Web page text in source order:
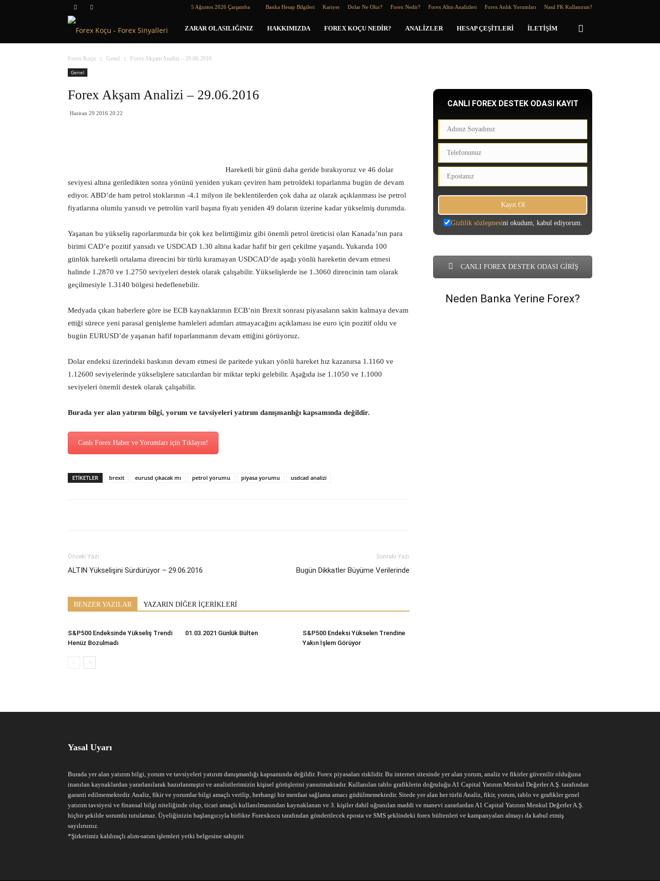
5 Ağustos 2026 Çarşamba Banka Hesap Bilgileri Kariyer Dolar Ne Olur? Forex Nedir? Forex Altın Analizleri Forex Anlık Yorumları Nasıl FK Kullanırım?
Forex
Koçu
ZARAR OLASILIĞINIZ HAKKIMIZDA FOREX KOÇU NEDIR? ANALIZLER HESAP ÇEŞITLERI İLETIŞIM
Forex Koçu Genel
Forex Akşam Analizi – 29.06.2016
Genel
Forex Akşam Analizi – 29.06.2016
Haziran 29 2016 20:22
Hareketli bir günü daha geride bırakıyoruz ve 46 dolar
seviyesi altına geriledikten sonra yönünü yeniden yukarı çeviren ham petroldeki toparlanma bugün de devam
ediyor. ABD’de ham petrol stoklarının -4.1 milyon ile beklentilerden çok daha az olarak açıklanması ise petrol
fiyatlarına olumlu yansıdı ve petrolün varil başına fiyatı yeniden 49 doların üzerine kadar yükselmiş durumda.
Yaşanan bu yükseliş raporlarımızda bir çok kez belirttiğimiz gibi önemli petrol üreticisi olan Kanada’nın para
birimi CAD’e pozitif yansıdı ve USDCAD 1.30 altına kadar hafif bir geri çekilme yaşandı. Yukarıda 100
günlük hareketli ortalama direncini bir türlü kıramayan USDCAD’de aşağı yönlü hareketin devam etmesi
halinde 1.2870 ve 1.2750 seviyeleri destek olarak çalışabilir. Yükselişlerde ise 1.3060 direncinin tam olarak
geçilmesiyle 1.3140 bölgesi hedeflenebilir.
Medyada çıkan haberlere göre ise ECB kaynaklarının ECB’nin Brexit sonrası piyasaların sakin kalmaya devam
ettiği sürece yeni parasal genişleme hamleleri adımları atmayacağını açıklaması ise euro için pozitif oldu ve
bugün EURUSD’de yaşanan hafif toparlanmanın devam ettiğini görüyoruz.
Dolar endeksi üzerindeki baskının devam etmesi ile paritede yukarı yönlü hareket hız kazanırsa 1.1160 ve
1.12600 seviyelerinde yükselişlere satıcılardan bir miktar tepki gelebilir. Aşağıda ise 1.1050 ve 1.1000
seviyeleri önemli destek olarak çalışabilir.
Burada yer alan yatırım bilgi, yorum ve tavsiyeleri yatırım danışmanlığı kapsamında değildir.
Canlı Forex Haber ve Yorumları için Tıklayın!
ETİKETLER brexit eurusd çıkacak mı petrol yorumu piyasa yorumu usdcad analizi
Önceki Yazı
ALTIN Yükselişini Sürdürüyor – 29.06.2016
Sonraki Yazı
Bugün Dikkatler Büyüme Verilerinde
BENZER YAZILAR YAZARIN DİĞER İÇERİKLERİ
S&P500 Endeksinde Yükseliş Trendi
Henüz Bozulmadı
01.03.2021 Günlük Bülten
S&P500 Endeksi Yükselen Trendine
Yakın İşlem Görüyor
CANLI FOREX DESTEK ODASI KAYIT
Gizlilik sözleşmesini okudum, kabul ediyorum.
CANLI FOREX DESTEK ODASI GİRİŞ
Neden Banka Yerine Forex?
Yasal Uyarı
Burada yer alan yatırım bilgi, yorum ve tavsiyeleri yatırım danışmanlığı kapsamında değildir. Forex piyasaları risklidir. Bu internet sitesinde yer alan yorum, analiz ve fikirler güvenilir olduğuna
inanılan kaynaklardan yararlanılarak hazırlanmıştır ve analistlerimizin kişisel görüşlerini yansıtmaktadır. Kullanılan tablo grafiklerin doğruluğu A1 Capital Yatırım Menkul Değerler A.Ş. tarafından
garanti edilmemektedir. Analiz, fikir ve yorumlar bilgi amaçlı verilip, herhangi bir menfaat sağlama amacı güdülmemektedir. Sitede yer alan her türlü Analiz, fikir, yorum, tablo ve grafikler genel
yatırım tavsiyesi ve finansal bilgi niteliğinde olup, ticari amaçlı kullanılmasından kaynaklanan ve 3. kişiler dahil uğranılan maddi ve manevi zararlardan A1 Capital Yatırım Menkul Değerler A.Ş.
hiçbir şekilde sorumlu tutulamaz. Üyeliğinizin başlangıcıyla birlikte Forexkocu tarafından gönderilecek eposta ve SMS şeklindeki forex bültenleri ve kampanyaları almayı da kabul etmiş
sayılırsınız.
*Şirketimiz kaldıraçlı alım-satım işlemleri yetki belgesine sahiptir.